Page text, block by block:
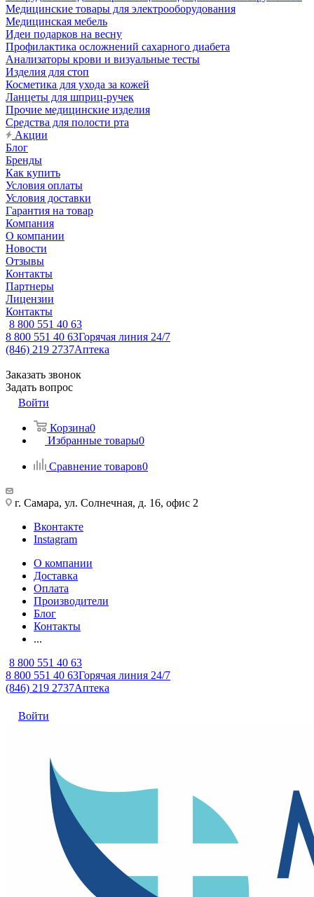
Медицинские товары для электрооборудования
Медицинская мебель
Идеи подарков на весну
Профилактика осложнений сахарного диабета
Анализаторы крови и визуальные тесты
Изделия для стоп
Косметика для ухода за кожей
Ланцеты для шприц-ручек
Прочие медицинские изделия
Средства для полости рта
Акции
Блог
Бренды
Как купить
Условия оплаты
Условия доставки
Гарантия на товар
Компания
О компании
Новости
Отзывы
Контакты
Партнеры
Лицензии
Контакты
8 800 551 40 63
8 800 551 40 63Горячая линия 24/7
(846) 219 2737Аптека
Заказать звонок
Задать вопрос
Войти
Корзина0
Избранные товары0
Сравнение товаров0
г. Самара, ул. Солнечная, д. 16, офис 2
Вконтакте
Instagram
О компании
Доставка
Оплата
Производители
Блог
Контакты
...
8 800 551 40 63
8 800 551 40 63Горячая линия 24/7
(846) 219 2737Аптека
Войти